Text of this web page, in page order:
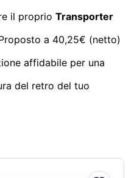
il proprio Transporter
a 40,25€ (netto)
affidabile per una
del retro del tuo